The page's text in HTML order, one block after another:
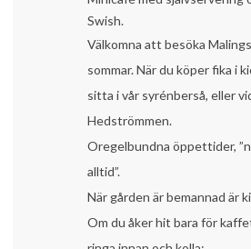
Swish.
Välkomna att besöka
sommar. När du köper fika i
sitta i vår syrénberså, eller
Hedströmmen.
Oregelbundna öppettider,
alltid”.
När gården är bemannad är
Om du åker hit bara för